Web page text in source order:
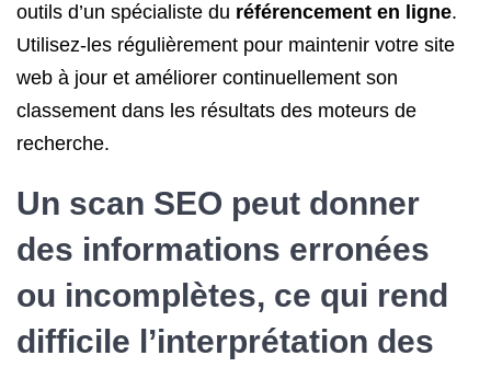
outils d’un spécialiste du référencement en ligne.
Utilisez-les régulièrement pour maintenir votre site
web à jour et améliorer continuellement son
classement dans les résultats des moteurs de
recherche.
Un scan SEO peut donner
des informations erronées
ou incomplètes, ce qui rend
difficile l’interprétation des